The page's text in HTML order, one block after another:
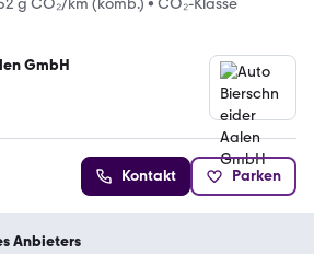
g CO₂/km (komb.) • CO₂-Klasse
GmbH
Kontakt Parken
Anbieters